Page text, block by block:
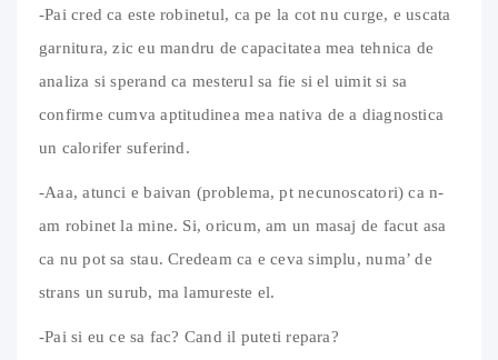
-Pai cred ca este robinetul, ca pe la cot nu curge, e uscata
garnitura, zic eu mandru de capacitatea mea tehnica de
analiza si sperand ca mesterul sa fie si el uimit si sa
confirme cumva aptitudinea mea nativa de a diagnostica
un calorifer suferind.
-Aaa, atunci e baivan (problema, pt necunoscatori) ca n-
am robinet la mine. Si, oricum, am un masaj de facut asa
ca nu pot sa stau. Credeam ca e ceva simplu, numa’ de
strans un surub, ma lamureste el.
-Pai si eu ce sa fac? Cand il puteti repara?